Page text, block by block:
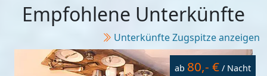
Empfohlene Unterkünfte
Unterkünfte Zugspitze anzeigen
ab 80,- € / Nacht